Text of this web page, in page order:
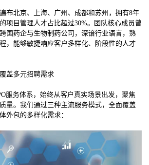
布北京、上海、广州、成都和苏州，拥有8年
项目管理人才占比超过30%。团队核心成员曾
国药企与生物制药公司，深谙行业语言，熟
，能够敏捷响应客户多样化、阶段性的人才
盖多元招聘需求
服务体系，始终从客户真实场景出发，聚焦
量。我们通过三种主流服务模式，全面覆盖
外包的多样化需求：